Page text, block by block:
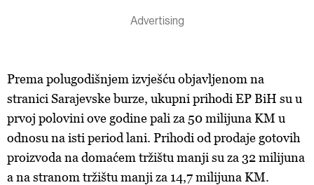
Prema polugodišnjem izvješću objavljenom na
stranici Sarajevske burze, ukupni prihodi EP BiH su u
prvoj polovini ove godine pali za 50 milijuna KM u
odnosu na isti period lani. Prihodi od prodaje gotovih
proizvoda na domaćem tržištu manji su za 32 milijuna
a na stranom tržištu manji za 14,7 milijuna KM.